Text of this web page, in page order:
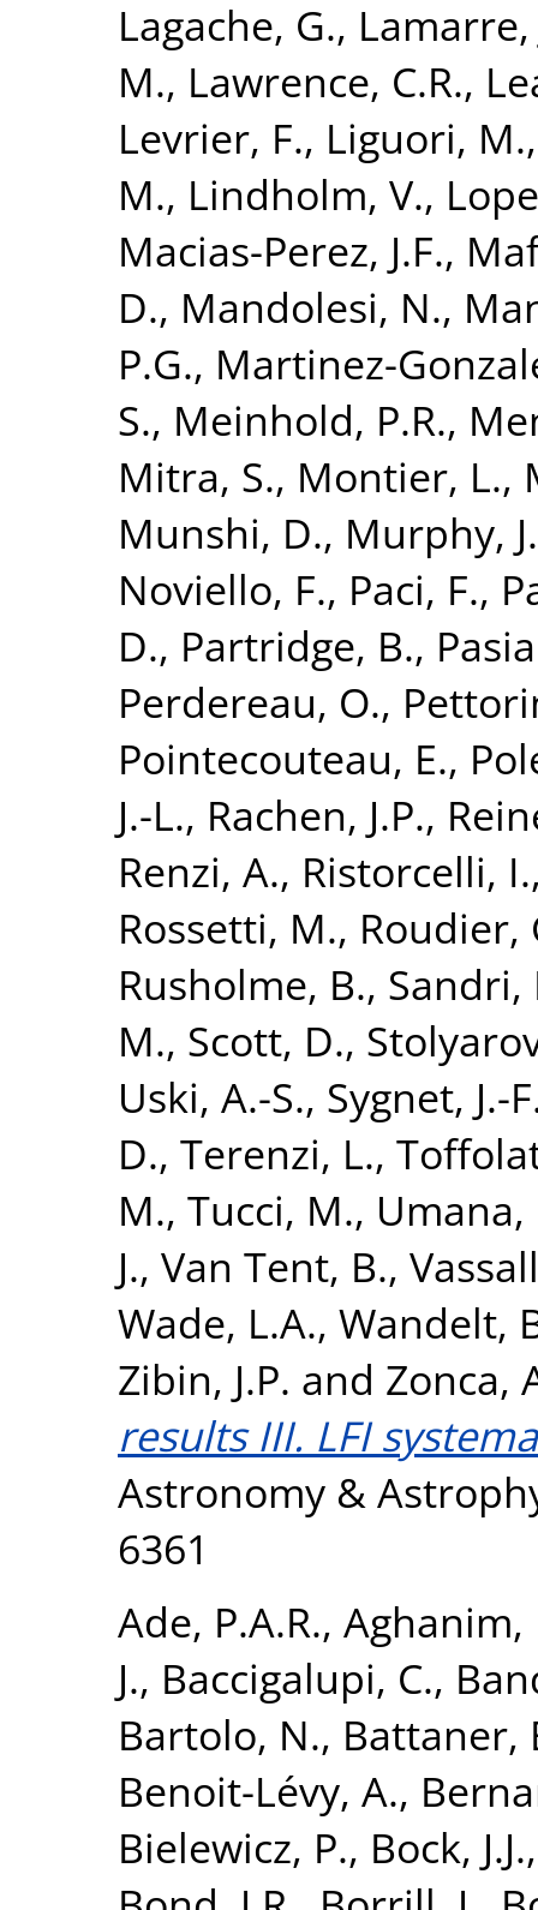
Lagache, G., Lamarre,
M., Lawrence, C.R.,
Levrier, F., Liguori, M.
M., Lindholm, V.,
Macias-Perez, J.F.,
D., Mandolesi, N.,
P.G., Martinez-
S., Meinhold, P.R.,
Mitra, S., Montier, L.,
Munshi, D., Murphy,
Noviello, F., Paci, F.,
D., Partridge, B.,
Perdereau, O.,
Pointecouteau, E.,
J.-L., Rachen, J.P.,
Renzi, A., Ristorcelli, I.
Rossetti, M., Roudier,
Rusholme, B., Sandri,
M., Scott, D.,
Uski, A.-S., Sygnet, J.-
D., Terenzi, L.,
M., Tucci, M., Umana,
J., Van Tent, B.,
Wade, L.A., Wandelt,
Zibin, J.P. and Zonca,
results III. LFI
Astronomy &
6361
Ade, P.A.R., Aghanim,
J., Baccigalupi, C.,
Bartolo, N., Battaner,
Benoit-Lévy, A.,
Bielewicz, P., Bock, J.J.